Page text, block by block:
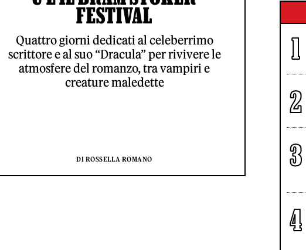
FESTIVAL
Quattro giorni dedicati al celeberrimo
scrittore e al suo “Dracula” per rivivere le
atmosfere del romanzo, tra vampiri e
creature maledette
DI ROSSELLA ROMANO